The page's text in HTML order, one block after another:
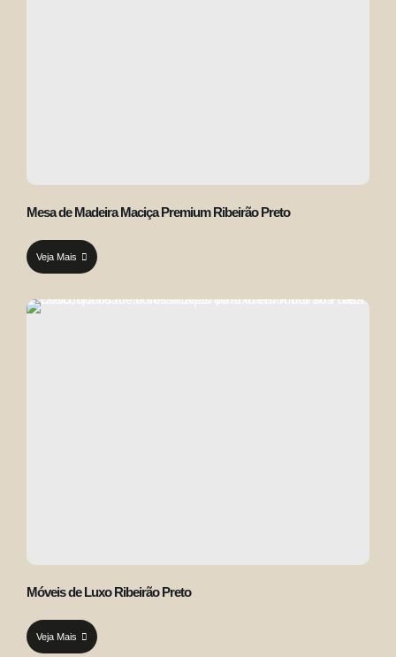
Mesa de Madeira Maciça Premium Ribeirão Preto
Veja Mais
Móveis de Luxo Ribeirão Preto
Veja Mais